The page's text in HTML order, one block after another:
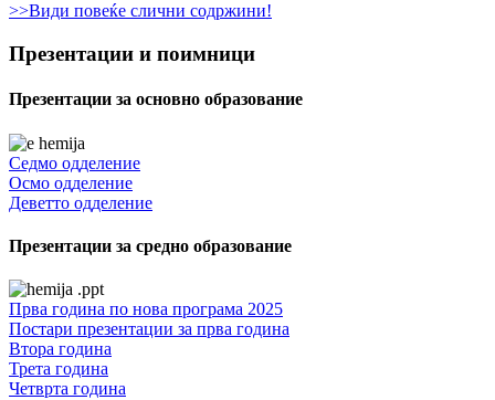
>>Види повеќе слични содржини!
Презентации и поимници
Презентации за основно образование
Седмо одделение
Осмо одделение
Деветто одделение
Презентации за средно образование
Прва година по нова програма 2025
Постари презентации за прва година
Втора година
Трета година
Четврта година